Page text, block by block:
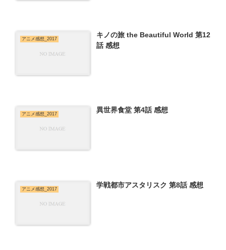
アニメ感想_2017
キノの旅 the Beautiful World 第12
話 感想
アニメ感想_2017 異世界食堂 第4話 感想
アニメ感想_2017 学戦都市アスタリスク 第8話 感想